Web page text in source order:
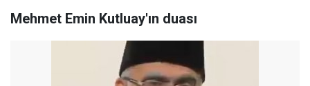
Mehmet Emin Kutluay'ın duası